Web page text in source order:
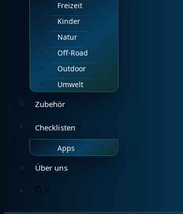
Freizeit
Kinder
Natur
Off-Road
Outdoor
Umwelt
Zubehör
Checklisten
Apps
Über uns